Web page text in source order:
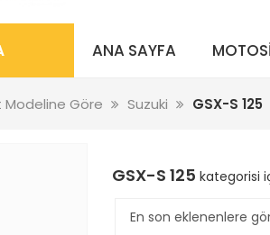
ANA SAYFA
Göre Suzuki GSX-S 125
GSX-S 125 kategorisi